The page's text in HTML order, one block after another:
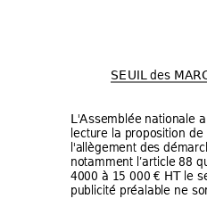
SEUIL des
L'Assemblée nationale a
lecture la proposition de
l'allègement des dém
notamment l’article 88
4000 à 15 000 € HT le
publicité préalable ne